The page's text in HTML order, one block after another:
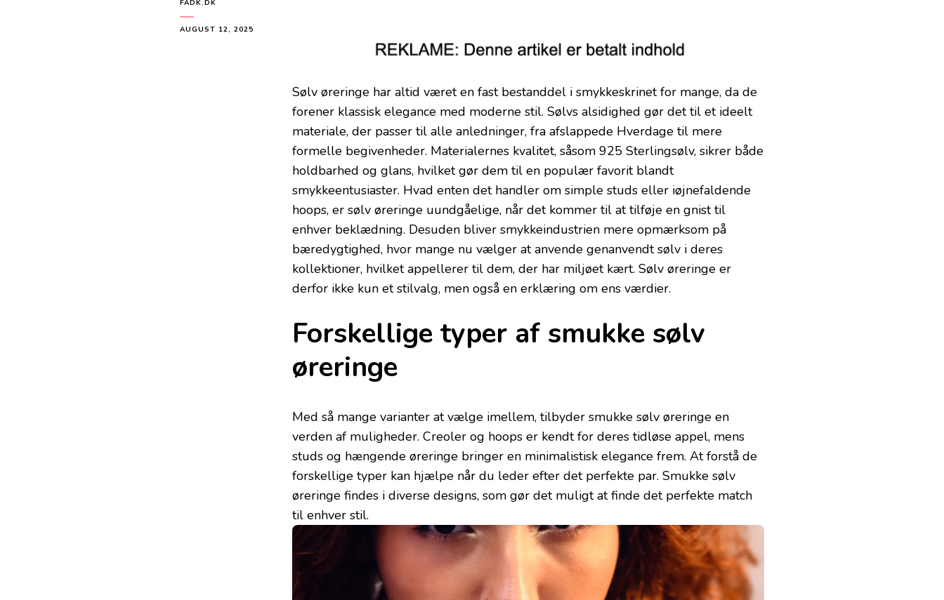
FADK.DK
AUGUST 12, 2025
Sølv øreringe har altid været en fast bestanddel i smykkeskrinet for mange, da de
forener klassisk elegance med moderne stil. Sølvs alsidighed gør det til et ideelt
materiale, der passer til alle anledninger, fra afslappede Hverdage til mere
formelle begivenheder. Materialernes kvalitet, såsom 925 Sterlingsølv, sikrer både
holdbarhed og glans, hvilket gør dem til en populær favorit blandt
smykkeentusiaster. Hvad enten det handler om simple studs eller iøjnefaldende
hoops, er sølv øreringe uundgåelige, når det kommer til at tilføje en gnist til
enhver beklædning. Desuden bliver smykkeindustrien mere opmærksom på
bæredygtighed, hvor mange nu vælger at anvende genanvendt sølv i deres
kollektioner, hvilket appellerer til dem, der har miljøet kært. Sølv øreringe er
derfor ikke kun et stilvalg, men også en erklæring om ens værdier.
Forskellige typer af smukke sølv
øreringe
Med så mange varianter at vælge imellem, tilbyder smukke sølv øreringe en
verden af muligheder. Creoler og hoops er kendt for deres tidløse appel, mens
studs og hængende øreringe bringer en minimalistisk elegance frem. At forstå de
forskellige typer kan hjælpe når du leder efter det perfekte par. Smukke sølv
øreringe findes i diverse designs, som gør det muligt at finde det perfekte match
til enhver stil.